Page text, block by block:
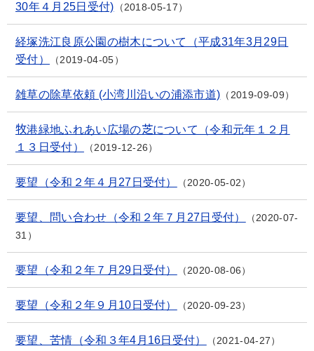
30年４月25日受付)
2018-05-17
経塚洗江良原公園の樹木について（平成31年3月29日
受付）
2019-04-05
雑草の除草依頼 (小湾川沿いの浦添市道) 2019-09-09
牧港緑地ふれあい広場の芝について（令和元年１２月
１３日受付）
2019-12-26
要望（令和２年４月27日受付） 2020-05-02
要望、問い合わせ（令和２年７月27日受付）
2020-07-
31
要望（令和２年７月29日受付） 2020-08-06
要望（令和２年９月10日受付） 2020-09-23
要望、苦情（令和３年4月16日受付） 2021-04-27